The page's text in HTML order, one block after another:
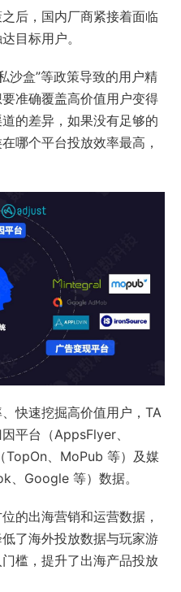
后，国内厂商紧接着面临
目标用户。
沙盒”等政策导致的用户精
准确覆盖高价值用户变得
的差异，如果没有足够的
哪个平台投放效率最高，
快速挖掘高价值用户，TA
平台（AppsFlyer、
TopOn、MoPub 等）及媒
、Google 等）数据。
的出海营销和运营数据，
了海外投放数据与玩家游
槛，提升了出海产品投放